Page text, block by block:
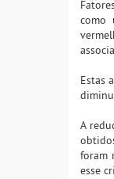
como
Estas
A
foram
esse